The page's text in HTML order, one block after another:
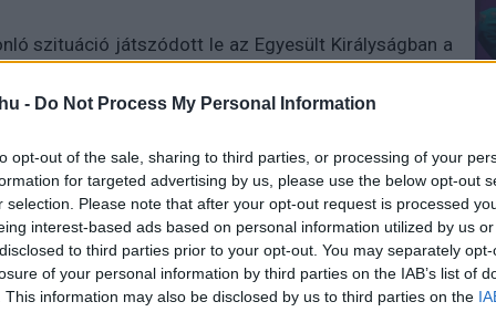
- Do Not Process My Personal Information
opt-out of the sale, sharing to third parties, or processing of your
for targeted advertising by us, please use the below opt-out
selection. Please note that after your opt-out request is processed
interest-based ads based on personal information utilized by us
to third parties prior to your opt-out. You may separately
of your personal information by third parties on the IAB’s list of
This information may also be disclosed by us to third parties on the
szituáció játszódott le az Egyesült Királyságban a
meteorológus volt. A műsorvezetők az akkor még
aki azonban nem tudta megállni, hogy ne
hőhullámra, mely akár halálos áldozatokat is
ha boldogok lehetnénk az időjárás miatt." A hölgy
titulálta a meteorológusokat, valamint
melegebb időszakok az ország történetében.
fel a vizet a primitív hozzászólás kapcsán, majd
még 40 fokos hőség az Egyesült Királyságban, és
lehet ez a hőmérséklet az infrastruktúrára.